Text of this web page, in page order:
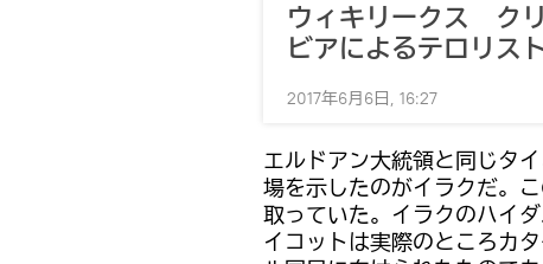
ウィキリークス ク
ビアによるテロリス
2017年6月6日, 16:27
エルドアン大統領と同じタ
場を示したのがイラクだ。
取っていた。イラクのハイ
イコットは実際のところカ